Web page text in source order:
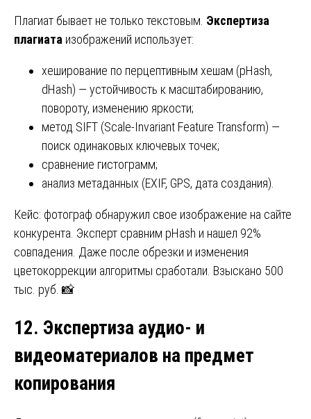
Плагиат бывает не только текстовым. Экспертиза
плагиата изображений использует:
хеширование по перцептивным хешам (pHash,
dHash) — устойчивость к масштабированию,
повороту, изменению яркости;
метод SIFT (Scale-Invariant Feature Transform) —
поиск одинаковых ключевых точек;
сравнение гистограмм;
анализ метаданных (EXIF, GPS, дата создания).
Кейс: фотограф обнаружил свое изображение на сайте
конкурента. Эксперт сравним pHash и нашел 92%
совпадения. Даже после обрезки и изменения
цветокоррекции алгоритмы сработали. Взыскано 500
тыс. руб. 📸
12. Экспертиза аудио- и
видеоматериалов на предмет
копирования